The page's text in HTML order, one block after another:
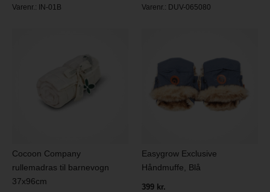
Varenr.: IN-01B Varenr.: DUV-065080
Cocoon Company
rullemadras til barnevogn
37x96cm
Easygrow Exclusive
Håndmuffe, Blå
399 kr.